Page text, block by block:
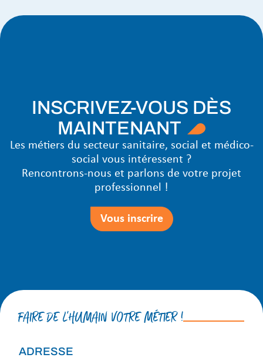
INSCRIVEZ-VOUS DÈS
MAINTENANT
Les métiers du secteur sanitaire, social et médico-
social vous intéressent ?
Rencontrons-nous et parlons de votre projet
professionnel !
Vous inscrire
FAIRE DE L'HUMAIN VOTRE MÉTIER !
ADRESSE